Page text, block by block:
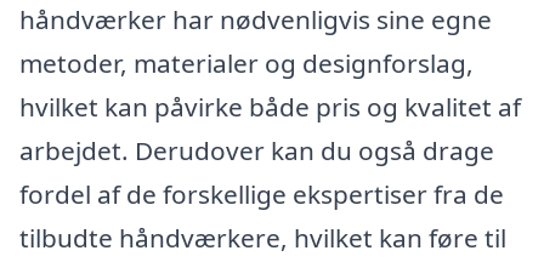
håndværker har nødvenligvis sine egne
metoder, materialer og designforslag,
hvilket kan påvirke både pris og kvalitet af
arbejdet. Derudover kan du også drage
fordel af de forskellige ekspertiser fra de
tilbudte håndværkere, hvilket kan føre til